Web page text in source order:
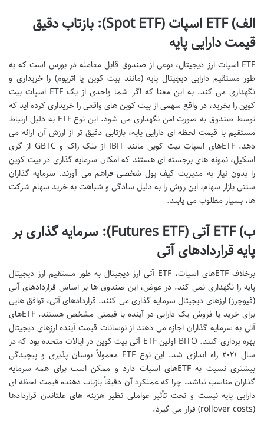
الف) ETF اسپات (Spot ETF): بازتاب دقیق
قیمت دارایی پایه
ETF اسپات ارز دیجیتال، نوعی از صندوق قابل معامله در بورس است که به
طور مستقیم دارایی دیجیتال پایه (مانند بیت کوین یا اتریوم) را خریداری و
نگهداری می کند. به این معنا که اگر شما واحدی از یک ETF اسپات بیت
کوین را بخرید، در واقع سهمی از بیت کوین های واقعی را خریداری کرده اید که
توسط صندوق به صورت امن نگهداری می شود. این نوع ETF به دلیل ارتباط
مستقیم با قیمت لحظه ای دارایی پایه، بازتابی دقیق تر از ارزش آن ارائه می
دهد. ETFهای اسپات بیت کوین مانند IBIT از بلک راک و GBTC از گری
اسکیل، نمونه های برجسته ای هستند که امکان سرمایه گذاری در بیت کوین
را بدون نیاز به مدیریت کیف پول شخصی فراهم می آورند. سرمایه گذاران
سنتی بازار سهام، این روش را به دلیل سادگی و شباهت به خرید سهام شرکت
ها، بسیار مطلوب می یابند.
ب) ETF آتی (Futures ETF): سرمایه گذاری بر
پایه قراردادهای آتی
برخلاف ETFهای اسپات، ETF آتی ارز دیجیتال به طور مستقیم ارز دیجیتال
پایه را نگهداری نمی کند. در عوض، این صندوق ها بر اساس قراردادهای آتی
(فیوچرز) ارزهای دیجیتال سرمایه گذاری می کنند. قراردادهای آتی، توافق هایی
برای خرید یا فروش یک دارایی در آینده با قیمتی مشخص هستند. ETFهای
آتی به سرمایه گذاران اجازه می دهند از نوسانات قیمت آینده ارزهای دیجیتال
بهره برداری کنند. BITO اولین ETF آتی بیت کوین در ایالات متحده بود که در
سال ۲۰۲۱ راه اندازی شد. این نوع ETF معمولاً نوسان پذیری و پیچیدگی
بیشتری نسبت به ETFهای اسپات دارد و ممکن است برای همه سرمایه
گذاران مناسب نباشد، چرا که عملکرد آن دقیقاً بازتاب دهنده قیمت لحظه ای
دارایی پایه نیست و تحت تأثیر عواملی نظیر هزینه های غلتاندن قراردادها
(rollover costs) قرار می گیرد.